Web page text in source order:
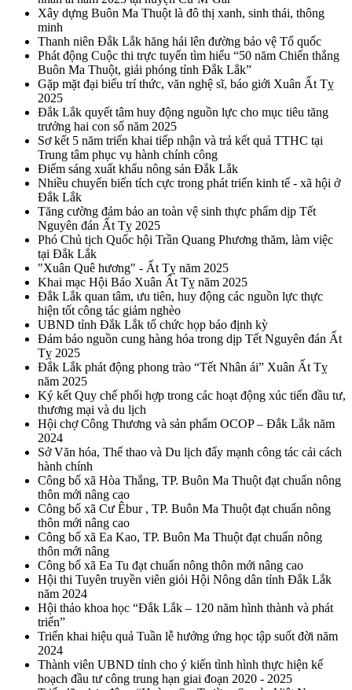
Xây dựng Buôn Ma Thuột là đô thị xanh, sinh thái, thông
minh
Thanh niên Đắk Lắk hăng hái lên đường bảo vệ Tổ quốc
Phát động Cuộc thi trực tuyến tìm hiểu “50 năm Chiến thắng
Buôn Ma Thuột, giải phóng tỉnh Đắk Lắk”
Gặp mặt đại biểu trí thức, văn nghệ sĩ, báo giới Xuân Ất Tỵ
2025
Đắk Lắk quyết tâm huy động nguồn lực cho mục tiêu tăng
trưởng hai con số năm 2025
Sơ kết 5 năm triển khai tiếp nhận và trả kết quả TTHC tại
Trung tâm phục vụ hành chính công
Điểm sáng xuất khẩu nông sản Đắk Lắk
Nhiều chuyển biến tích cực trong phát triển kinh tế - xã hội ở
Đắk Lắk
Tăng cường đảm bảo an toàn vệ sinh thực phẩm dịp Tết
Nguyên đán Ất Tỵ 2025
Phó Chủ tịch Quốc hội Trần Quang Phương thăm, làm việc
tại Đắk Lắk
"Xuân Quê hương" - Ất Tỵ năm 2025
Khai mạc Hội Báo Xuân Ất Tỵ năm 2025
Đắk Lắk quan tâm, ưu tiên, huy động các nguồn lực thực
hiện tốt công tác giảm nghèo
UBND tỉnh Đắk Lắk tổ chức họp báo định kỳ
Đảm bảo nguồn cung hàng hóa trong dịp Tết Nguyên đán Ất
Tỵ 2025
Đắk Lắk phát động phong trào “Tết Nhân ái” Xuân Ất Tỵ
năm 2025
Ký kết Quy chế phối hợp trong các hoạt động xúc tiến đầu tư,
thương mại và du lịch
Hội chợ Công Thương và sản phẩm OCOP – Đắk Lắk năm
2024
Sở Văn hóa, Thể thao và Du lịch đẩy mạnh công tác cải cách
hành chính
Công bố xã Hòa Thắng, TP. Buôn Ma Thuột đạt chuẩn nông
thôn mới nâng cao
Công bố xã Cư Êbur , TP. Buôn Ma Thuột đạt chuẩn nông
thôn mới nâng cao
Công bố xã Ea Kao, TP. Buôn Ma Thuột đạt chuẩn nông
thôn mới nâng
Công bố xã Ea Tu đạt chuẩn nông thôn mới nâng cao
Hội thi Tuyên truyền viên giỏi Hội Nông dân tỉnh Đắk Lắk
năm 2024
Hội thảo khoa học “Đắk Lắk – 120 năm hình thành và phát
triển”
Triển khai hiệu quả Tuần lễ hưởng ứng học tập suốt đời năm
2024
Thành viên UBND tỉnh cho ý kiến tình hình thực hiện kế
hoạch đầu tư công trung hạn giai đoạn 2020 - 2025